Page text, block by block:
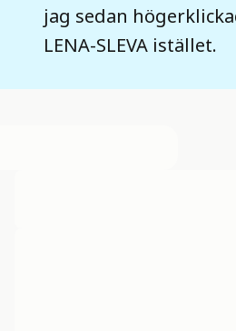
jag sedan
LENA-SLEVA istället.